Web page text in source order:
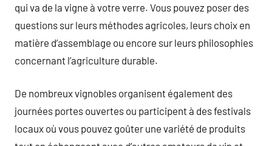
qui va de la vigne à votre verre. Vous pouvez poser des
questions sur leurs méthodes agricoles, leurs choix en
matière d’assemblage ou encore sur leurs philosophies
concernant l’agriculture durable.
De nombreux vignobles organisent également des
journées portes ouvertes ou participent à des festivals
locaux où vous pouvez goûter une variété de produits